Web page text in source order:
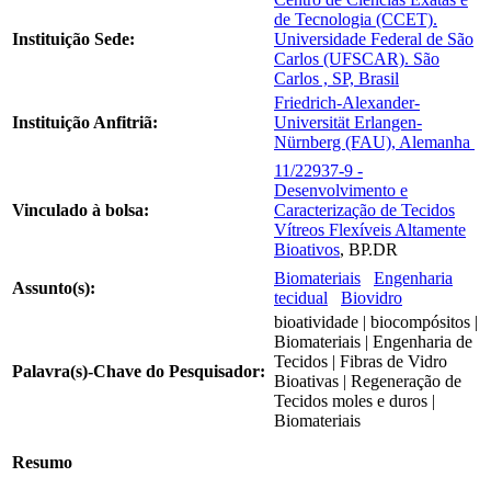
Instituição Sede:
de Tecnologia (CCET).
Universidade Federal de São
Carlos (UFSCAR). São
Carlos , SP, Brasil
Instituição Anfitriã:
Friedrich-Alexander-
Universität Erlangen-
Nürnberg (FAU), Alemanha
Vinculado à bolsa:
11/22937-9 -
Desenvolvimento e
Caracterização de Tecidos
Vítreos Flexíveis Altamente
Bioativos, BP.DR
Assunto(s):
Biomateriais
Engenharia
tecidual
Biovidro
Palavra(s)-Chave do Pesquisador:
bioatividade | biocompósitos |
Biomateriais | Engenharia de
Tecidos | Fibras de Vidro
Bioativas | Regeneração de
Tecidos moles e duros |
Biomateriais
Resumo